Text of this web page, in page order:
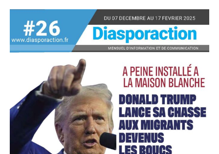
Plans d'abonnement
Accès gratuit